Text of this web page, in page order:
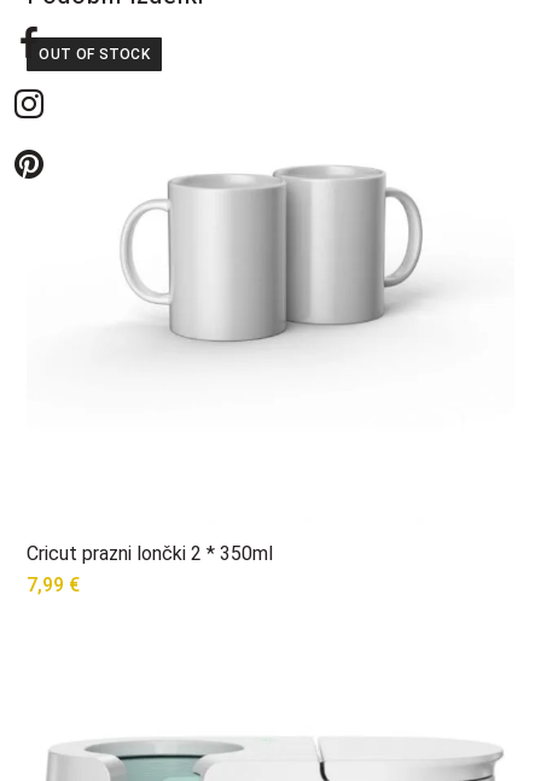
OUT OF STOCK
Cricut prazni lončki 2 * 350ml
7,99 €